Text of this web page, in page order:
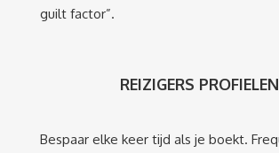
guilt factor”.
REIZIGERS PROFIELEN
Bespaar elke keer tijd als je boekt.